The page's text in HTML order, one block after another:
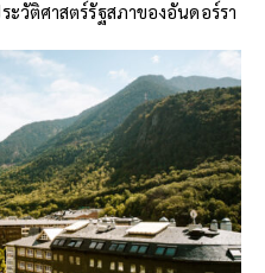
ะวัติศาสตร์รัฐสภาของอันดอร์รา